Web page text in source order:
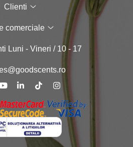
Clienti
comerciale
Luni - Vineri / 10 - 17